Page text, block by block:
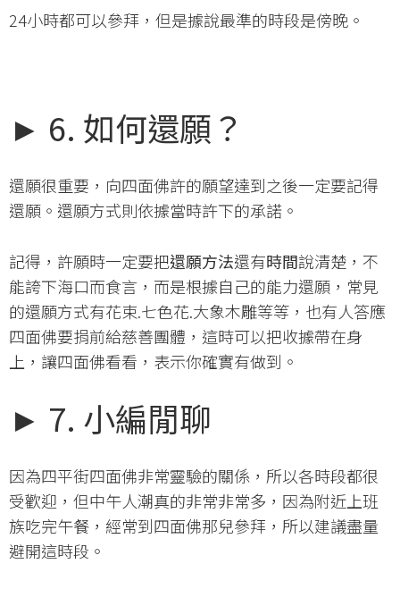
24小時都可以參拜，但是據說最準的時段是傍晚。
► 6. 如何還願？
還願很重要，向四面佛許的願望達到之後一定要記得
還願。還願方式則依據當時許下的承諾。
記得，許願時一定要把還願方法還有時間說清楚，不
能誇下海口而食言，而是根據自己的能力還願，常見
的還願方式有花束.七色花.大象木雕等等，也有人答應
四面佛要捐前給慈善團體，這時可以把收據帶在身
上，讓四面佛看看，表示你確實有做到。
► 7. 小編閒聊
因為四平街四面佛非常靈驗的關係，所以各時段都很
受歡迎，但中午人潮真的非常非常多，因為附近上班
族吃完午餐，經常到四面佛那兒參拜，所以建議盡量
避開這時段。